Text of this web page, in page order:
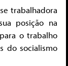
trabalhadora
posição na
o trabalho
do socialismo